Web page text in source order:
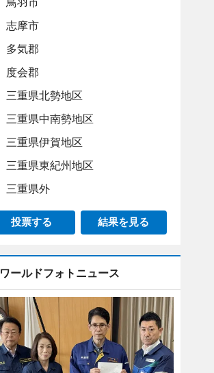
志摩市
多気郡
度会郡
三重県北勢地区
三重県中南勢地区
三重県伊賀地区
三重県東紀州地区
三重県外
投票する 結果を見る
ワールドフォトニュース